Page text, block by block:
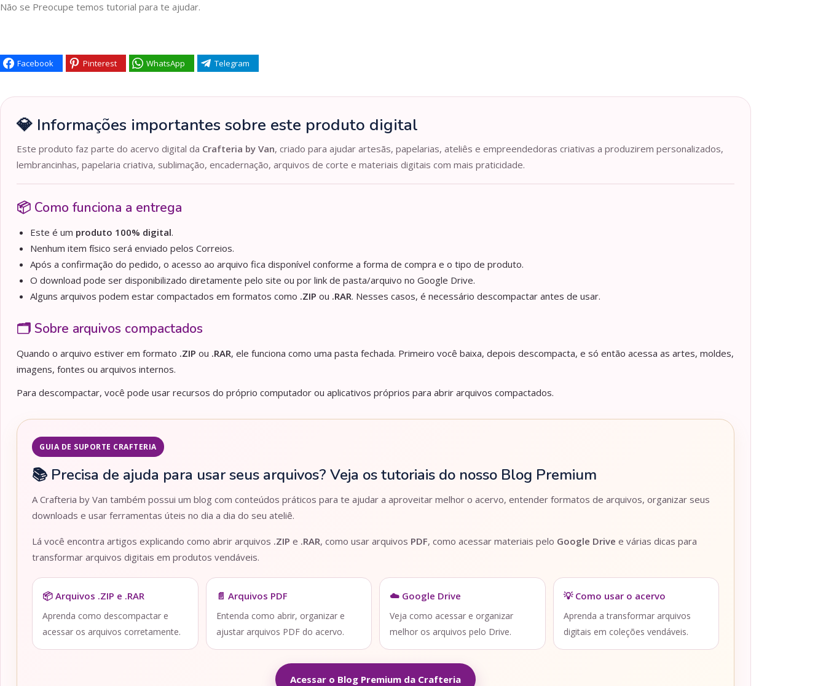
Não se Preocupe temos tutorial para te ajudar.
Facebook Pinterest WhatsApp Telegram
💎 Informações importantes sobre este produto digital
Este produto faz parte do acervo digital da Crafteria by Van, criado para ajudar artesãs, papelarias, ateliês e empreendedoras criativas a produzirem personalizados,
lembrancinhas, papelaria criativa, sublimação, encadernação, arquivos de corte e materiais digitais com mais praticidade.
📦 Como funciona a entrega
Este é um produto 100% digital.
Nenhum item físico será enviado pelos Correios.
Após a confirmação do pedido, o acesso ao arquivo fica disponível conforme a forma de compra e o tipo de produto.
O download pode ser disponibilizado diretamente pelo site ou por link de pasta/arquivo no Google Drive.
Alguns arquivos podem estar compactados em formatos como .ZIP ou .RAR. Nesses casos, é necessário descompactar antes de usar.
🗂️ Sobre arquivos compactados
Quando o arquivo estiver em formato .ZIP ou .RAR, ele funciona como uma pasta fechada. Primeiro você baixa, depois descompacta, e só então acessa as artes, moldes,
imagens, fontes ou arquivos internos.
Para descompactar, você pode usar recursos do próprio computador ou aplicativos próprios para abrir arquivos compactados.
GUIA DE SUPORTE CRAFTERIA
📚 Precisa de ajuda para usar seus arquivos? Veja os tutoriais do nosso Blog Premium
A Crafteria by Van também possui um blog com conteúdos práticos para te ajudar a aproveitar melhor o acervo, entender formatos de arquivos, organizar seus
downloads e usar ferramentas úteis no dia a dia do seu ateliê.
Lá você encontra artigos explicando como abrir arquivos .ZIP e .RAR, como usar arquivos PDF, como acessar materiais pelo Google Drive e várias dicas para
transformar arquivos digitais em produtos vendáveis.
📦 Arquivos .ZIP e .RAR
Aprenda como descompactar e
acessar os arquivos corretamente.
📄 Arquivos PDF
Entenda como abrir, organizar e
ajustar arquivos PDF do acervo.
☁️ Google Drive
Veja como acessar e organizar
melhor os arquivos pelo Drive.
💡 Como usar o acervo
Aprenda a transformar arquivos
digitais em coleções vendáveis.
Acessar o Blog Premium da Crafteria